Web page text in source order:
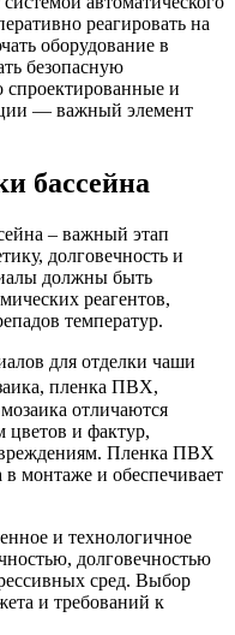
реагировать на
оборудование в
безопасную
спроектированные и
— важный элемент
бассейна
– важный этап
долговечность и
должны быть
реагентов,
температур.
для отделки чаши
пленка ПВХ,
отличаются
и фактур,
Пленка ПВХ
монтаже и обеспечивает
и технологичное
долговечностью
сред. Выбор
и требований к